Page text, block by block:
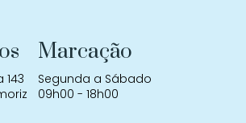
143
Marcação
Segunda a Sábado
09h00 - 18h00